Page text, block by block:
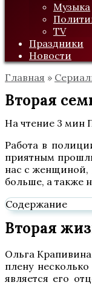
Музыка
TV
Праздники
Новости
Главная »
Вторая
На чтение 3 мин
Работа в
приятным
нас с женщиной,
больше, а также
Содержание
Вторая
Ольга
плену
является его